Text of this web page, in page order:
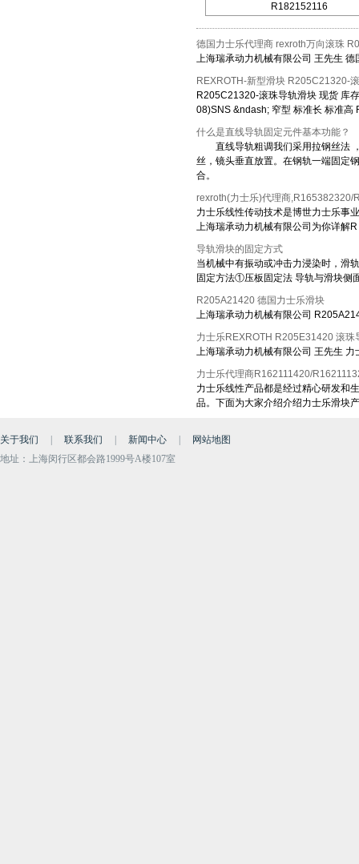
R182152116
德国力士乐代理商 rexroth万向滚珠
上海瑞承动力机械有限公司 王先生
REXROTH-新型滑块 R205C21320-
R205C21320-滚珠导轨滑块 现货 库
08)SNS &ndash; 窄型 标准长 标准高
什么是直线导轨固定元件基本功能？
直线导轨粗调我们采用拉钢丝法 ，
丝，镜头垂直放置。在钢轨一端固定
合。
rexroth(力士乐)代理商,R165382320/
力士乐线性传动技术是博世力士乐事
上海瑞承动力机械有限公司为你详解R
导轨滑块的固定方式
当机械中有振动或冲击力浸染时，滑
固定方法①压板固定法 导轨与滑块侧
R205A21420 德国力士乐滑块
上海瑞承动力机械有限公司
力士乐REXROTH R205E31420 滚珠
上海瑞承动力机械有限公司 王先生
力士乐代理商R162111420/
力士乐线性产品都是经过精心研发和
品。下面为大家介绍介绍力士乐滑块
关于我们 联系我们 新闻中心
网站地图
地址：上海闵行区都会路1999号A楼107室